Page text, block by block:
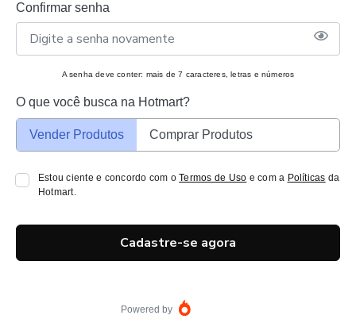
Confirmar senha
A senha deve conter: mais de 7 caracteres, letras e números
O que você busca na Hotmart?
Vender Produtos Comprar Produtos
Estou ciente e concordo com oTermos de Uso e com a Políticas da
Hotmart.
Cadastre-se agora
Powered by